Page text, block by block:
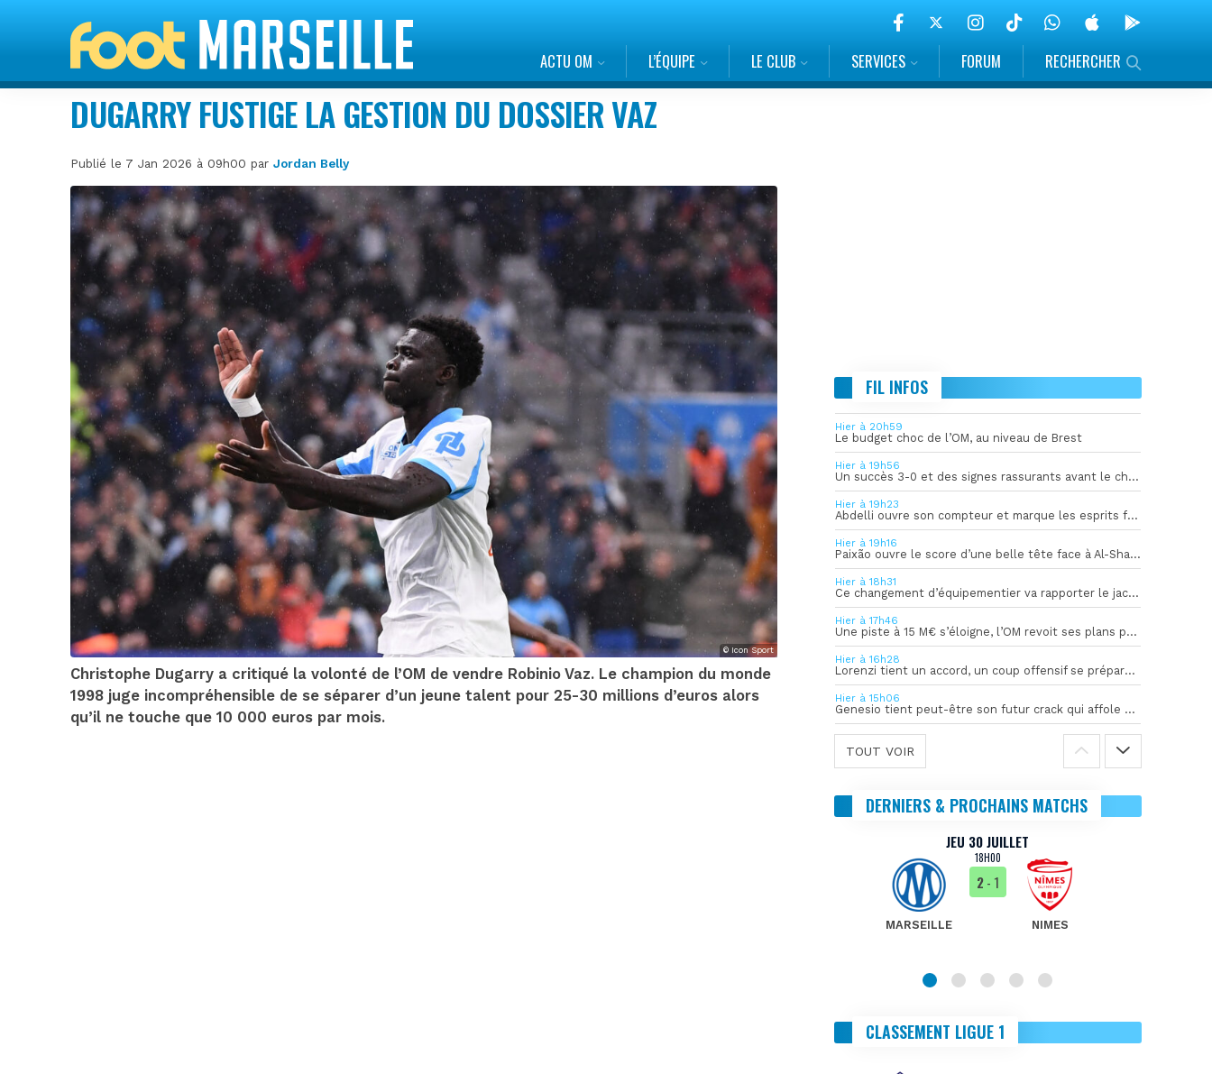
ACTU OM L’ÉQUIPE LE CLUB SERVICES FORUM RECHERCHER
DUGARRY FUSTIGE LA GESTION DU DOSSIER VAZ
Publié le 7 Jan 2026 à 09h00 parJordan Belly
© Icon Sport
Christophe Dugarry a critiqué la volonté de l’OM de vendre Robinio Vaz. Le champion du monde
1998 juge incompréhensible de se séparer d’un jeune talent pour 25-30 millions d’euros alors
qu’il ne touche que 10 000 euros par mois.
FIL INFOS
Hier à 20h59
Le budget choc de l’OM, au niveau de Brest
Hier à 19h56
Un succès 3-0 et des signes rassurants avant le choc face à Bilbao
Hier à 19h23
Abdelli ouvre son compteur et marque les esprits face à Al-Shahania
Hier à 19h16
Paixão ouvre le score d’une belle tête face à Al-Shahania
Hier à 18h31
Ce changement d’équipementier va rapporter le jackpot à l’OM
Hier à 17h46
Une piste à 15 M€ s’éloigne, l’OM revoit ses plans pour son gardien
Hier à 16h28
Lorenzi tient un accord, un coup offensif se prépare en coulisses
Hier à 15h06
Genesio tient peut-être son futur crack qui affole déjà l’Europe
TOUT VOIR
DERNIERS & PROCHAINS MATCHS
JEU 30 JUILLET
18H00
MARSEILLE
2- 1
NIMES
CLASSEMENT LIGUE 1